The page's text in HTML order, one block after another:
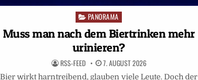
Posted
in
PANORAMA
Muss man nach dem Biertrinken mehr
urinieren?
RSS-FEED 7. AUGUST 2026
Bier wirkt harntreibend, glauben viele Leute. Doch der